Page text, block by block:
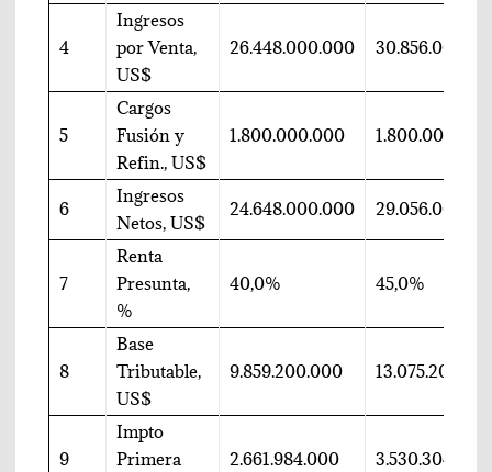
4
Ingresos
por Venta,
US$
26.448.000.000
5
Cargos
Fusión y
Refin., US$
1.800.000.000 1.800.000.000
6
Ingresos
Netos, US$
24.648.000.000
7
Renta
Presunta,
%
40,0% 45,0%
8
Base
Tributable,
US$
9.859.200.000
9
Impto
Primera
2.661.984.000 3.530.304.000